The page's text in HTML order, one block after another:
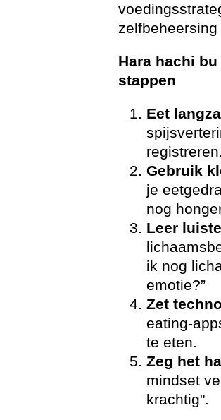
Hara hachi
stappen
Eet
Gebruik
je
nog
Leer
ik nog
emotie?”
Zet
eating-
te eten.
Zeg het
mindset
krachtig".